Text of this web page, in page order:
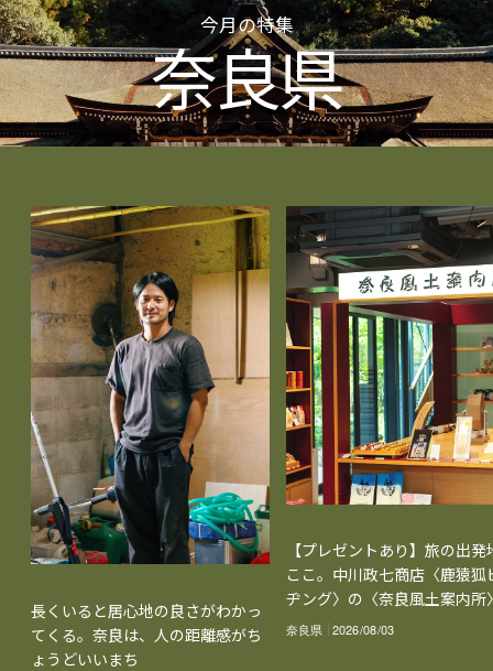
今月の特集
奈良県
長くいると居心地の良さがわかっ
てくる。奈良は、人の距離感がち
ょうどいいまち
【プレゼントあり】旅の出発
ここ。中川政七商店〈鹿猿狐
ヂング〉の〈奈良風土案内所
奈良県 2026/08/03